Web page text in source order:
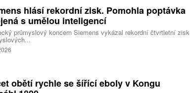
hlásí rekordní zisk. Pomohla poptávka
s umělou inteligencí
průmyslový koncern Siemens vykázal rekordní čtvrtletní zisk
obětí rychle se šířící eboly v Kongu